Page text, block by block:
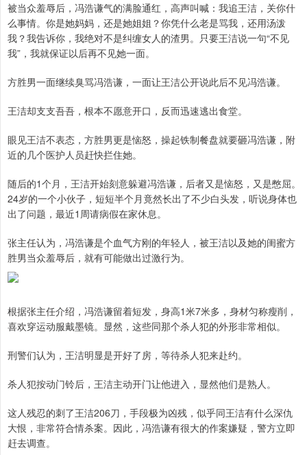
被当众羞辱后，冯浩谦气的满脸通红，高声叫喊：我追王洁，关你什
么事情。你是她妈妈，还是她姐姐？你凭什么老是骂我，还用汤泼
我？我告诉你，我绝对不是纠缠女人的渣男。只要王洁说一句“不见
我”，我就保证以后再不见她一面。
方胜男一面继续臭骂冯浩谦，一面让王洁公开说此后不见冯浩谦。
王洁却支支吾吾，根本不愿意开口，反而迅速逃出食堂。
眼见王洁不表态，方胜男更是恼怒，操起铁制餐盘就要砸冯浩谦，附
近的几个医护人员赶快拦住她。
随后的1个月，王洁开始刻意躲避冯浩谦，后者又是恼怒，又是憋屈。
24岁的一个小伙子，短短半个月竟然长出了不少白头发，听说身体也
出了问题，最近1周请病假在家休息。
张主任认为，冯浩谦是个血气方刚的年轻人，被王洁以及她的闺蜜方
胜男当众羞辱后，就有可能做出过激行为。
根据张主任介绍，冯浩谦留着短发，身高1米7米多，身材匀称瘦削，
喜欢穿运动服戴墨镜。显然，这些同那个杀人犯的外形非常相似。
刑警们认为，王洁明显是开好了房，等待杀人犯来赴约。
杀人犯按动门铃后，王洁主动开门让他进入，显然他们是熟人。
这人残忍的刺了王洁206刀，手段极为凶残，似乎同王洁有什么深仇
大恨，非常符合情杀案。因此，冯浩谦有很大的作案嫌疑，警方立即
赶去调查。